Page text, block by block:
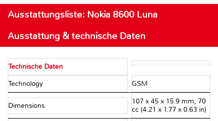
Ausstattungsliste: Nokia 8600 Luna
Ausstattung & technische Daten
Technische Daten
Technology GSM
Dimensions
107 x 45 x 15.9 mm, 70
cc (4.21 x 1.77 x 0.63 in)